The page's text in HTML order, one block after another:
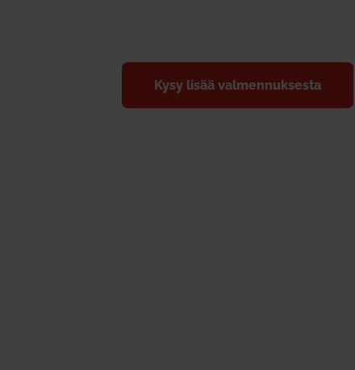
Kysy lisää val­men­nuk­sesta